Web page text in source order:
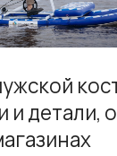
костюмы для